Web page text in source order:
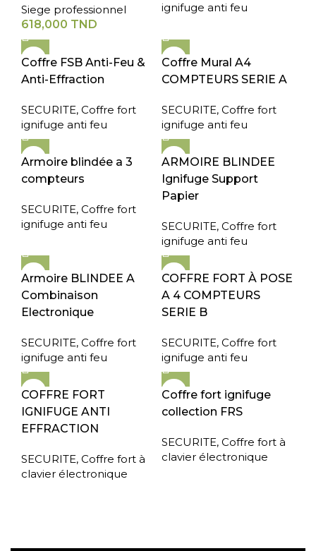
Siege professionnel
618,000 TND
ignifuge anti feu
Coffre FSB Anti-Feu &
Anti-Effraction
SECURITE, Coffre fort
ignifuge anti feu
Coffre Mural A4
COMPTEURS SERIE A
SECURITE, Coffre fort
ignifuge anti feu
Armoire blindée a 3
compteurs
SECURITE, Coffre fort
ignifuge anti feu
ARMOIRE BLINDEE
Ignifuge Support
Papier
SECURITE, Coffre fort
ignifuge anti feu
Armoire BLINDEE A
Combinaison
Electronique
SECURITE, Coffre fort
ignifuge anti feu
COFFRE FORT À POSE
A 4 COMPTEURS
SERIE B
SECURITE, Coffre fort
ignifuge anti feu
COFFRE FORT
IGNIFUGE ANTI
EFFRACTION
SECURITE, Coffre fort à
clavier électronique
Coffre fort ignifuge
collection FRS
SECURITE, Coffre fort à
clavier électronique